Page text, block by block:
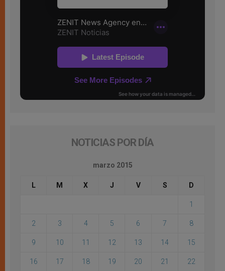
NOTICIAS POR DÍA
marzo 2015
L M X J V S D
1
2 3 4 5 6 7 8
9 10 11 12 13 14 15
16 17 18 19 20 21 22